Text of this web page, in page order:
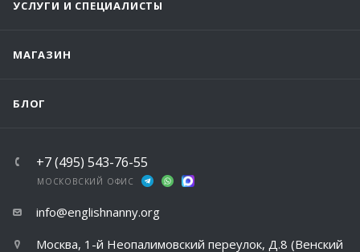
УСЛУГИ И СПЕЦИАЛИСТЫ
МАГАЗИН
БЛОГ
+7 (495) 543-76-55
МОСКОВСКИЙ ОФИС
info@englishnanny.org
Москва, 1-й Неопалимовский переулок, Д.8 (Венский